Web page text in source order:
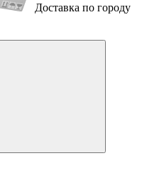
Доставка по городу